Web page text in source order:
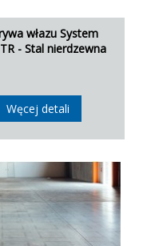
włazu System
- Stal nierdzewna
Węcej detali